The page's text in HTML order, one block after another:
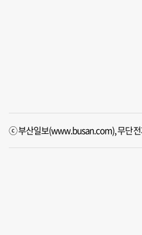
ⓒ 부산일보(www.busan.com), 무단전